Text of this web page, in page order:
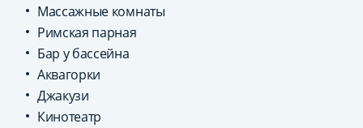
Массажные комнаты
Римская парная
Бар у бассейна
Аквагорки
Джакузи
Кинотеатр